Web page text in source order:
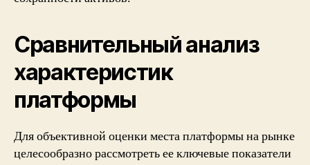
Сравнительный анализ
характеристик
платформы
Для объективной оценки места платформы на рынке
целесообразно рассмотреть ее ключевые показатели